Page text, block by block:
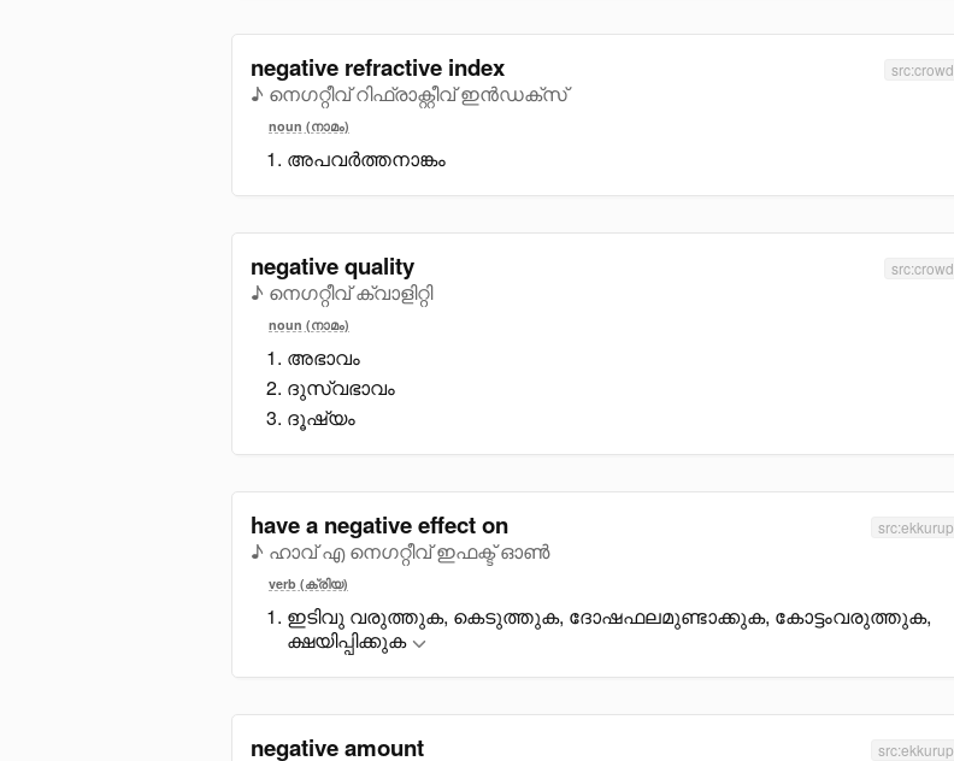
negative refractive index
♪ നെഗറ്റീവ് റിഫ്രാക്റ്റീവ് ഇൻഡക്സ്
src:crowd
noun (നാമം)
അപവർത്തനാങ്കം
negative quality
♪ നെഗറ്റീവ് ക്വാളിറ്റി
src:crowd
noun (നാമം)
അഭാവം
ദുസ്വഭാവം
ദൂഷ്യം
have a negative effect on
♪ ഹാവ് എ നെഗറ്റീവ് ഇഫക്ട് ഓൺ
src:ekkurup
verb (ക്രിയ)
ഇടിവു വരുത്തുക, കെടുത്തുക, ദോഷഫലമുണ്ടാക്കുക, കോട്ടംവരുത്തുക,
ക്ഷയിപ്പിക്കുക
negative amount src:ekkurup